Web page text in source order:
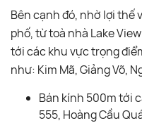
Bên cạnh đó, nhờ lợi thế
phố, từ toà nhà Lake
tới các khu vực trọng
như: Kim Mã, Giảng Võ,
Bán kính 500m tới
555, Hoàng Cầu